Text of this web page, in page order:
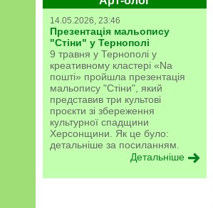
14.05.2026, 23:46
Презентація мальопису
"Стіни" у Тернополі
9 травня у Тернополі у
креативному кластері «Na
пошті» пройшла презентація
мальопису "Стіни", який
представив три культові
проєкти зі збереження
культурної спадщини
Херсонщини. Як це було:
детальніше за посиланням.
Детальніше